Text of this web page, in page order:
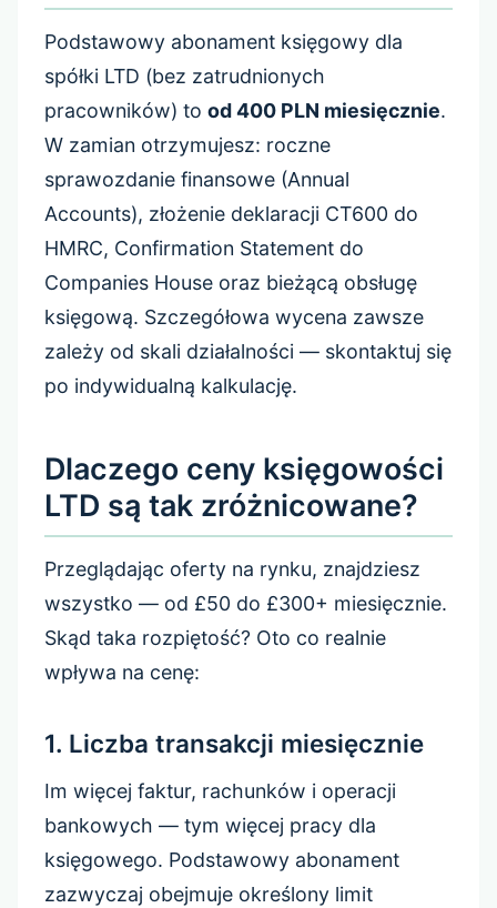
Podstawowy abonament księgowy dla
spółki LTD (bez zatrudnionych
pracowników) to od 400 PLN miesięcznie.
W zamian otrzymujesz: roczne
sprawozdanie finansowe (Annual
Accounts), złożenie deklaracji CT600 do
HMRC, Confirmation Statement do
Companies House oraz bieżącą obsługę
księgową. Szczegółowa wycena zawsze
zależy od skali działalności — skontaktuj się
po indywidualną kalkulację.
Dlaczego ceny księgowości
LTD są tak zróżnicowane?
Przeglądając oferty na rynku, znajdziesz
wszystko — od £50 do £300+ miesięcznie.
Skąd taka rozpiętość? Oto co realnie
wpływa na cenę:
1. Liczba transakcji miesięcznie
Im więcej faktur, rachunków i operacji
bankowych — tym więcej pracy dla
księgowego. Podstawowy abonament
zazwyczaj obejmuje określony limit